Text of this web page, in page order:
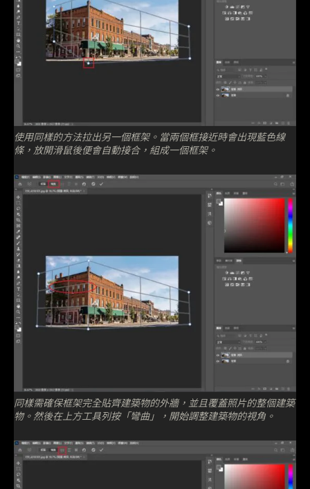
使用同樣的方法拉出另一個框架。當兩個框接近時會出現藍色線
條，放開滑鼠後便會自動接合，組成一個框架。
同樣需確保框架完全貼齊建築物的外牆，並且覆蓋照片的整個建築
物。然後在上方工具列按「彎曲」，開始調整建築物的視角。